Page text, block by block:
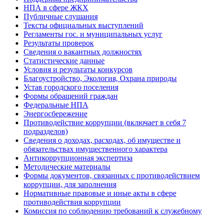
НПА в сфере ЖКХ
Публичные слушания
Тексты официальных выступлений
Регламенты гос. и муниципальных услуг
Результаты проверок
Сведения о вакантных должностях
Статистические данные
Условия и результаты конкурсов
Благоустройство, Экология, Охрана природы
Устав городского поселения
Формы обращений граждан
Федеральные НПА
Энергосбережение
Противодействие коррупции (включает в себя 7
подразделов)
Сведения о доходах, расходах, об имуществе и
обязательствах имущественного характера
Антикоррупционная экспертиза
Методические материалы
Формы документов, связанных с противодействием
коррупции, для заполнения
Нормативные правовые и иные акты в сфере
противодействия коррупции
Комиссия по соблюдению требований к служебному